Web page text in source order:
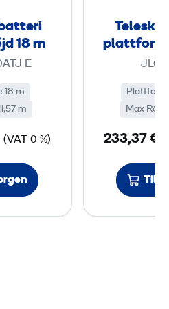
18 m
E
18 m
m
(VAT 0 %)
JLG
Max
233,37 €
Till